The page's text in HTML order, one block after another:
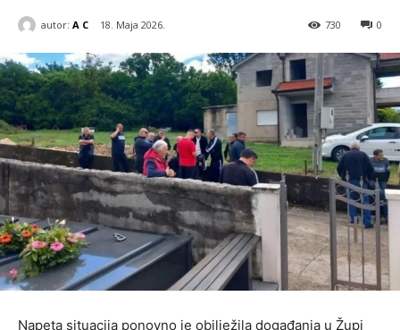
autor: A C 18. Maja 2026. 0
730
Napeta situacija ponovno je obilježila događanja u Župi